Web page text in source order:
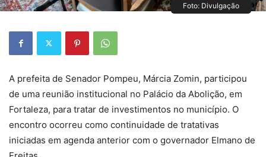
Foto: Divulgação
A prefeita de Senador Pompeu, Márcia Zomin, participou
de uma reunião institucional no Palácio da Abolição, em
Fortaleza, para tratar de investimentos no município. O
encontro ocorreu como continuidade de tratativas
iniciadas em agenda anterior com o governador Elmano de